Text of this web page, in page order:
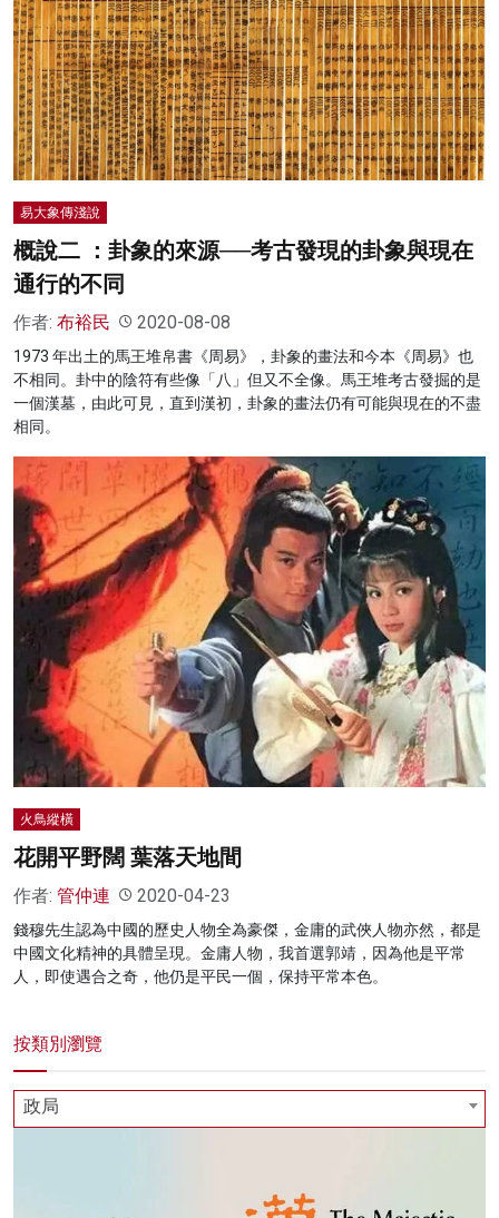
易大象傳淺說
概說二 ：卦象的來源──考古發現的卦象與現在
通行的不同
作者: 布裕民 2020-08-08
1973 年出土的馬王堆帛書《周易》，卦象的畫法和今本《周易》也
不相同。卦中的陰符有些像「八」但又不全像。馬王堆考古發掘的是
一個漢墓，由此可見，直到漢初，卦象的畫法仍有可能與現在的不盡
相同。
火鳥縱橫
花開平野闊 葉落天地間
作者: 管仲連 2020-04-23
錢穆先生認為中國的歷史人物全為豪傑，金庸的武俠人物亦然，都是
中國文化精神的具體呈現。金庸人物，我首選郭靖，因為他是平常
人，即使遇合之奇，他仍是平民一個，保持平常本色。
按類別瀏覽
政局